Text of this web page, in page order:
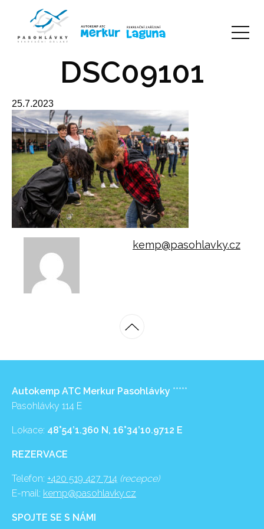
DSC09101
25.7.2023
kemp@pasohlavky.cz
Autokemp ATC Merkur Pasohlávky *****
Pasohlávky 114 E
Lokace: 48°54’1.360 N, 16°34’10.9712 E
REZERVACE
Telefon: +420 519 427 714 (recepce)
E-mail: kemp@pasohlavky.cz
SPOJTE SE S NÁMI